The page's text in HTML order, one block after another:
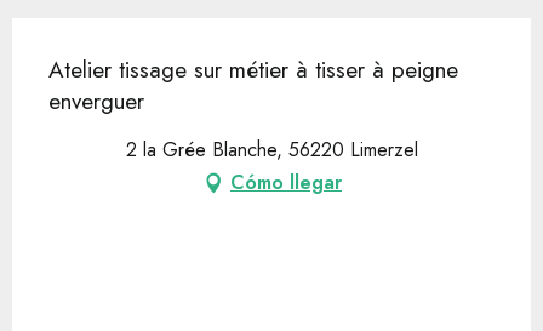
Atelier tissage sur métier à tisser à peigne
enverguer
2 la Grée Blanche, 56220 Limerzel
Cómo llegar